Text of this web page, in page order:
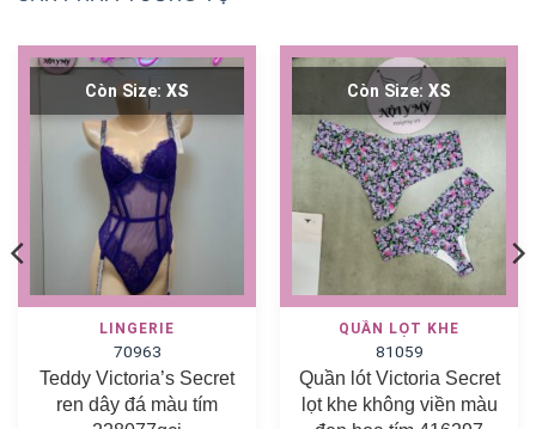
Còn Size: XS
LINGERIE
70963
Teddy Victoria’s Secret
ren dây đá màu tím
Còn Size: XS
QUẦN LỌT KHE
81059
Quần lót Victoria Secret
lọt khe không viền màu